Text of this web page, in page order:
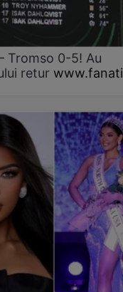
Tromso 0-5! Au
retur